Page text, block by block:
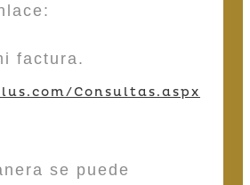
factura.
Consultas.aspx
se puede